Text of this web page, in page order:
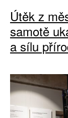
Útěk z
samotě
a sílu